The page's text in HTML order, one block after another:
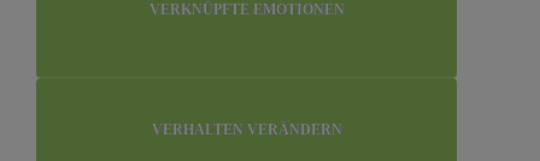
VERKNÜPFTE EMOTIONEN
VERHALTEN VERÄNDERN